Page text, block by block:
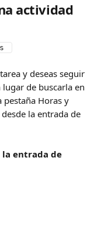
actividad
y deseas seguir
de buscarla en
pestaña Horas y
la entrada de
la entrada de